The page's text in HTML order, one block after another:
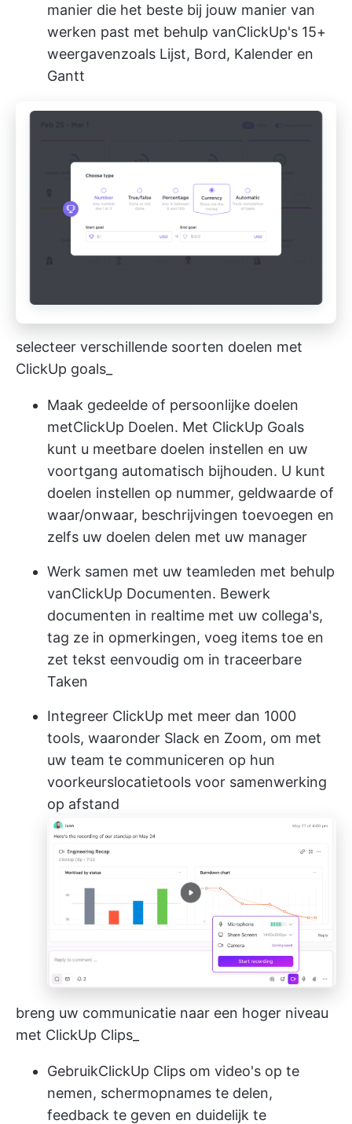
manier die het beste bij jouw manier van
werken past met behulp vanClickUp's 15+
weergavenzoals Lijst, Bord, Kalender en
Gantt
selecteer verschillende soorten doelen met
ClickUp goals_
Maak gedeelde of persoonlijke doelen
metClickUp Doelen. Met ClickUp Goals
kunt u meetbare doelen instellen en uw
voortgang automatisch bijhouden. U kunt
doelen instellen op nummer, geldwaarde of
waar/onwaar, beschrijvingen toevoegen en
zelfs uw doelen delen met uw manager
Werk samen met uw teamleden met behulp
vanClickUp Documenten. Bewerk
documenten in realtime met uw collega's,
tag ze in opmerkingen, voeg items toe en
zet tekst eenvoudig om in traceerbare
Taken
Integreer ClickUp met meer dan 1000
tools, waaronder Slack en Zoom, om met
uw team te communiceren op hun
voorkeurslocatietools voor samenwerking
op afstand
breng uw communicatie naar een hoger niveau
met ClickUp Clips_
GebruikClickUp Clips om video's op te
nemen, schermopnames te delen,
feedback te geven en duidelijk te